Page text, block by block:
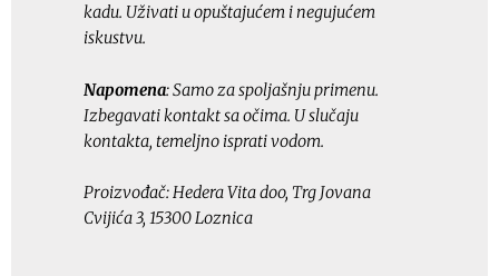
kadu. Uživati u opuštajućem i negujućem
iskustvu.
Napomena: Samo za spoljašnju primenu.
Izbegavati kontakt sa očima. U slučaju
kontakta, temeljno isprati vodom.
Proizvođač: Hedera Vita doo, Trg Jovana
Cvijića 3, 15300 Loznica